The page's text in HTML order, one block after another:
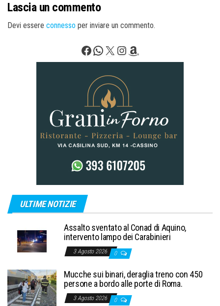
Lascia un commento
Devi essere connesso per inviare un commento.
Facebook
WhatsApp
X Instagram
Amazon
ULTIME NOTIZIE
Assalto sventato al Conad di Aquino,
intervento lampo dei Carabinieri
3 Agosto 2026 0
Mucche sui binari, deraglia treno con 450
persone a bordo alle porte di Roma.
3 Agosto 2026 0